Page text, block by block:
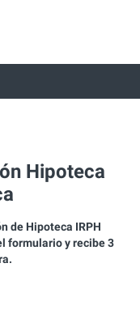
Hipoteca
de Hipoteca IRPH
formulario y recibe 3